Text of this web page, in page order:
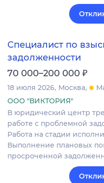
Специалист по
задолженности
70 000–200 000 ₽
18 июля 2026 Москва
ООО "ВИКТОРИЯ"
В юридический центр
работе с проблемной
Работа на стадии
Выполнение плановых
просроченной